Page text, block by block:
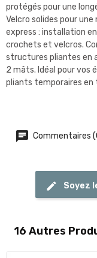
protégés pour une
Velcro solides pour
express : installation
crochets et velcros.
structures pliantes en
2 mâts. Idéal pour vos
pliants temporaires en
Commentaires
Soyez
16 Autres